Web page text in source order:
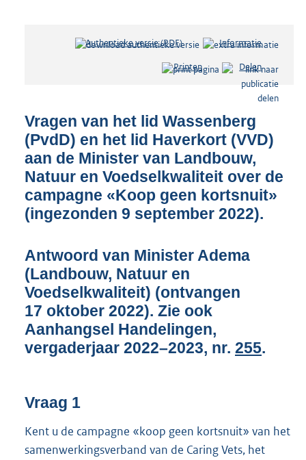
Authentieke versie (PDF)b
s
d
s
g
r
o
t
:
4
6
K
b
Informatie
Printen Delen
Vragen van het lid Wassenberg
(PvdD) en het lid Haverkort (VVD)
aan de Minister van Landbouw,
Natuur en Voedselkwaliteit over de
campagne «Koop geen kortsnuit»
(ingezonden 9 september 2022).
Antwoord van Minister Adema
(Landbouw, Natuur en
Voedselkwaliteit) (ontvangen
17 oktober 2022). Zie ook
Aanhangsel Handelingen,
vergaderjaar 2022–2023, nr. 255.
Vraag 1
Kent u de campagne «koop geen kortsnuit» van het
samenwerkingsverband van de Caring Vets, het